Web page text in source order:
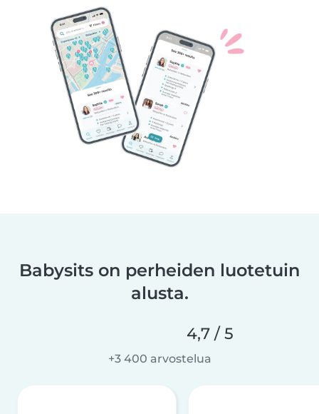
Babysits on perheiden luotetuin
alusta.
4,7 / 5
+3 400 arvostelua